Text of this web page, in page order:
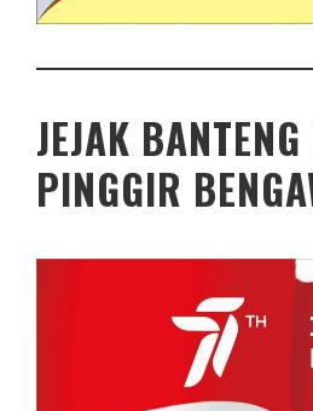
JEJAK
PINGGIR